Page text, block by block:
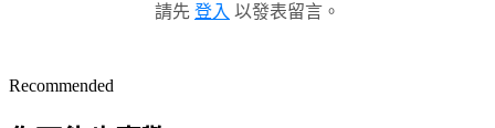
請先 登入 以發表留言。
Recommended